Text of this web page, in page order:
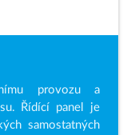
provozu a
Řídící panel je
samostatných